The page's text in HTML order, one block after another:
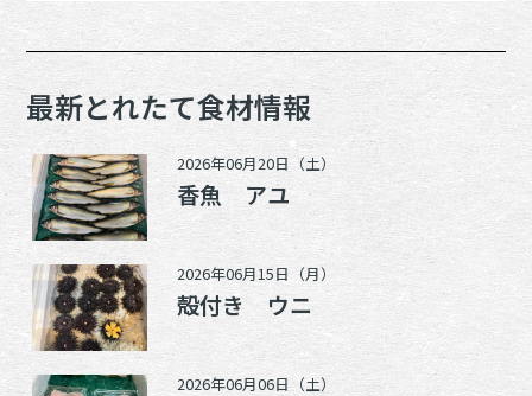
最新とれたて食材情報
2026年06月20日（土）
香魚 アユ
2026年06月15日（月）
殻付き ウニ
2026年06月06日（土）